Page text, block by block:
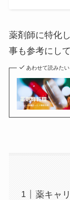
薬剤師に特化
事も参考にし
あわせて読みたい
薬キャ